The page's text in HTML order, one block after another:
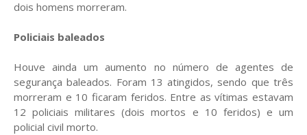
dois homens morreram.
Policiais baleados
Houve ainda um aumento no número de agentes de
segurança baleados. Foram 13 atingidos, sendo que três
morreram e 10 ficaram feridos. Entre as vítimas estavam
12 policiais militares (dois mortos e 10 feridos) e um
policial civil morto.